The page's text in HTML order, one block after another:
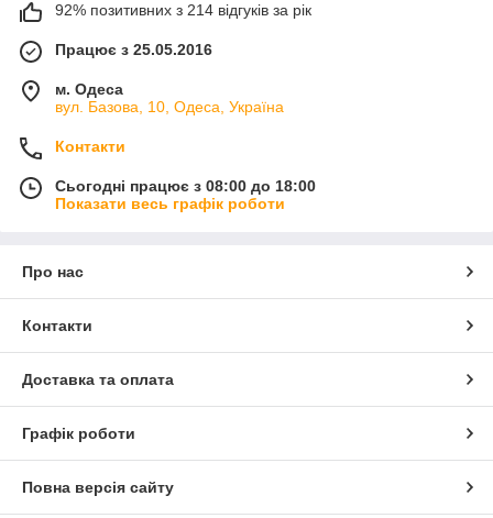
92% позитивних з 214 відгуків за рік
Працює з 25.05.2016
м. Одеса
вул. Базова, 10, Одеса, Україна
Контакти
Сьогодні працює з 08:00 до 18:00
Показати весь графік роботи
Про нас
Контакти
Доставка та оплата
Графік роботи
Повна версія сайту